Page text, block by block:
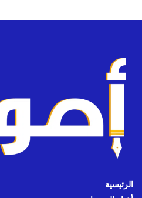
الرئيسية